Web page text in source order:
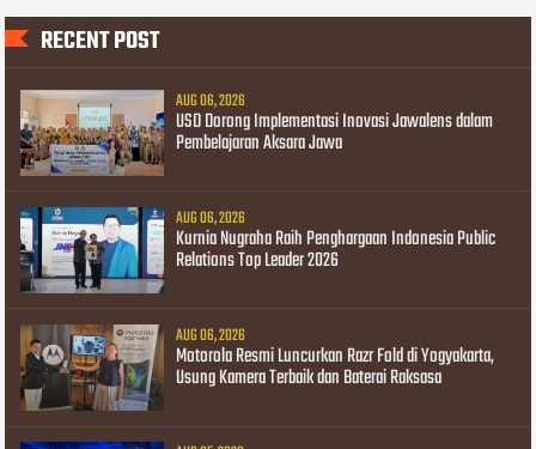
RECENT POST
AUG 06, 2026
USD Dorong Implementasi Inovasi Jawalens dalam
Pembelajaran Aksara Jawa
AUG 06, 2026
Kurnia Nugraha Raih Penghargaan Indonesia Public
Relations Top Leader 2026
AUG 06, 2026
Motorola Resmi Luncurkan Razr Fold di Yogyakarta,
Usung Kamera Terbaik dan Baterai Raksasa